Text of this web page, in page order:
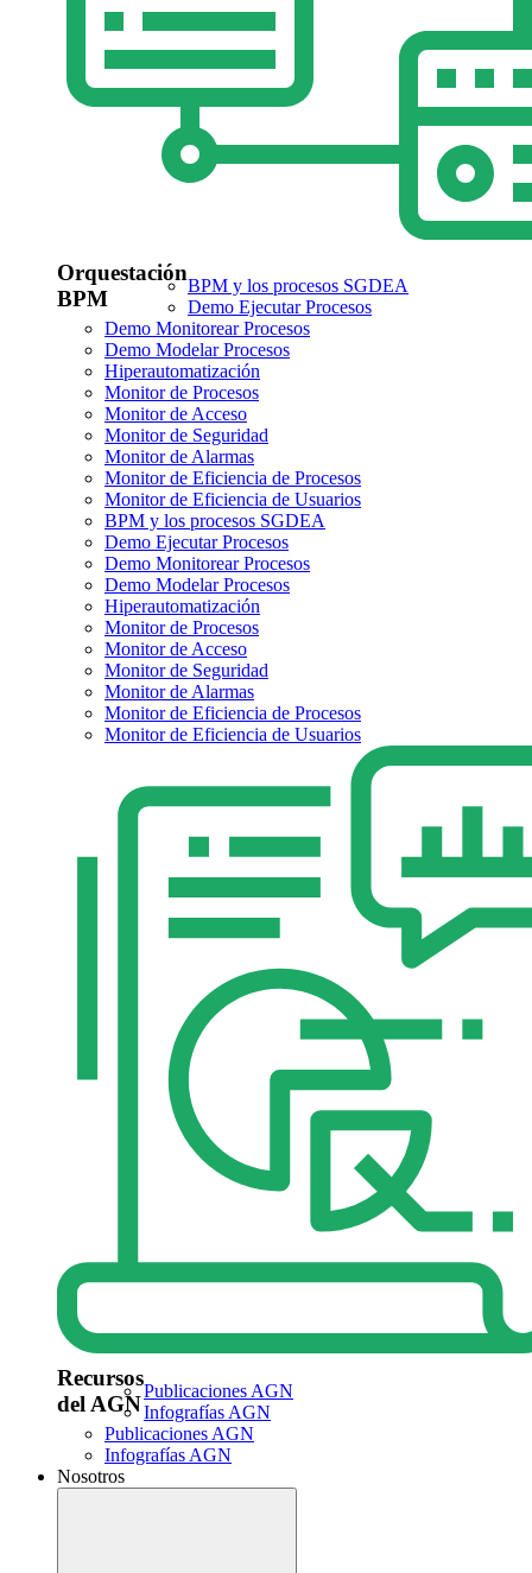
Orquestación
BPM
BPM y los procesos SGDEA
Demo Ejecutar Procesos
Demo Monitorear Procesos
Demo Modelar Procesos
Hiperautomatización
Monitor de Procesos
Monitor de Acceso
Monitor de Seguridad
Monitor de Alarmas
Monitor de Eficiencia de Procesos
Monitor de Eficiencia de Usuarios
BPM y los procesos SGDEA
Demo Ejecutar Procesos
Demo Monitorear Procesos
Demo Modelar Procesos
Hiperautomatización
Monitor de Procesos
Monitor de Acceso
Monitor de Seguridad
Monitor de Alarmas
Monitor de Eficiencia de Procesos
Monitor de Eficiencia de Usuarios
Recursos
del AGN
Publicaciones AGN
Infografías AGN
Publicaciones AGN
Infografías AGN
Nosotros